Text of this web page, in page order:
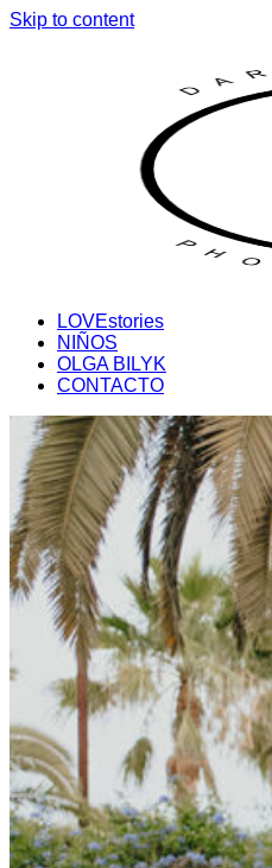
Skip to content
LOVEstories
NIÑOS
OLGA BILYK
CONTACTO